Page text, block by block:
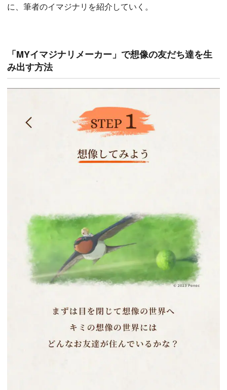
に、筆者のイマジナリを紹介していく。
「MYイマジナリメーカー」で想像の友だち達を生
み出す方法